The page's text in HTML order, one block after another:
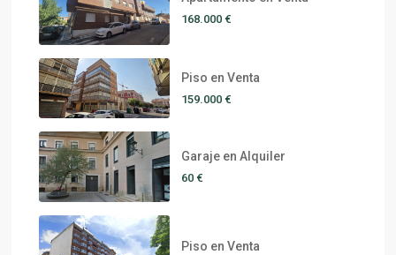
168.000 €
Piso en Venta
159.000 €
Garaje en Alquiler
60 €
Piso en Venta